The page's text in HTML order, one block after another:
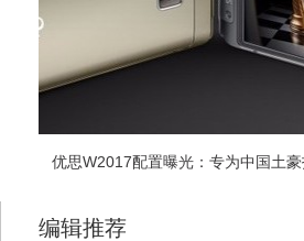
优思W2017配置曝光：专为中国土豪
编辑推荐